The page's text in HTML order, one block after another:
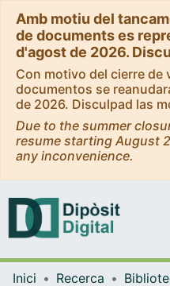
Amb motiu del
de documents es
d'agost de 2026.
Con motivo del cierre de
documentos se
de 2026. Disculpad las
Due to the summer
resume starting August
any inconvenience.
Inici Recerca